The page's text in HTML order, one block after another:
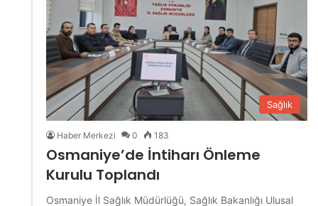
Sağlık
Haber Merkezi 0 183
Osmaniye’de İntiharı Önleme
Kurulu Toplandı
Osmaniye İl Sağlık Müdürlüğü, Sağlık Bakanlığı Ulusal